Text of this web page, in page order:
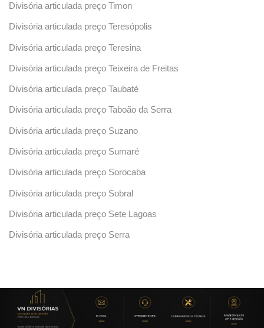
Divisória articulada preço Timon
Divisória articulada preço Teresópolis
Divisória articulada preço Teresina
Divisória articulada preço Teixeira de Freitas
Divisória articulada preço Taubaté
Divisória articulada preço Taboão da Serra
Divisória articulada preço Suzano
Divisória articulada preço Sumaré
Divisória articulada preço Sorocaba
Divisória articulada preço Sobral
Divisória articulada preço Sete Lagoas
Divisória articulada preço Serra